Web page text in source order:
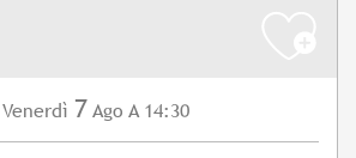
Venerdì 7 Ago A 14:30